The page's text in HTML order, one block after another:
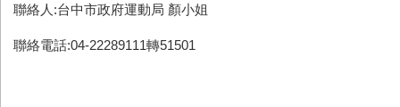
聯絡人:台中市政府運動局 顏小姐
聯絡電話:04-22289111轉51501